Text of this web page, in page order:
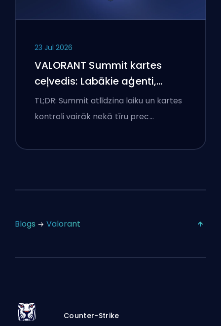
23 Jul 2026
VALORANT Summit kartes
ceļvedis: Labākie aģenti,
izsaukumi un dūmi
TL;DR: Summit atlīdzina laiku un kartes
kontroli vairāk nekā tīru prec…
Blogs Valorant
Counter-Strike